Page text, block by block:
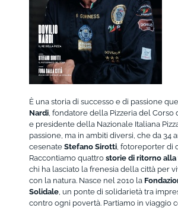
È una storia di successo e di passione
Nardi, fondatore della Pizzeria del Corso
e presidente della Nazionale Italiana
passione, ma in ambiti diversi, che da 34
cesenateStefano Sirotti, fotoreporter di
Raccontiamo quattrostorie di ritorno alla
chi ha lasciato la frenesia della città per
con la natura. Nasce nel 2010 la
Solidale, un ponte di solidarietà tra
contro ogni povertà. Partiamo in viaggio